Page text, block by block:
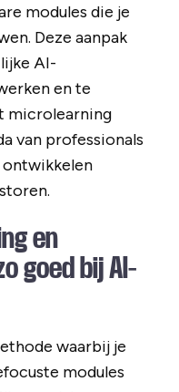
modules die je
Deze aanpak
AI-
en te
microlearning
van professionals
en
goed bij AI-
waarbij je
modules